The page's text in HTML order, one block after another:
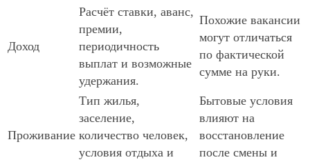
Доход
Расчёт ставки, аванс,
премии,
периодичность
выплат и возможные
удержания.
Похожие вакансии
могут отличаться
по фактической
сумме на руки.
Проживание
Тип жилья,
заселение,
количество человек,
условия отдыха и
Бытовые условия
влияют на
восстановление
после смены и